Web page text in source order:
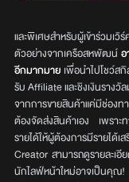
และพิเศษสำหรับผู้เข้าร่วม
ตัวอย่างจากเครือสหพัฒน์
อีกมากมาย เพื่อนำไปโชว์ส
รับ Affiliate และชิงเงินราง
จากการขายสินค้าแค่มีช่อ
ต้องจัดส่งสินค้าเอง เพราะ
รายได้ให้ผู้ต้องการมีรายได้
Creator สามารถดูรายละเอี
นักไลฟ์หน้าใหม่อาจเป็นคุณ!